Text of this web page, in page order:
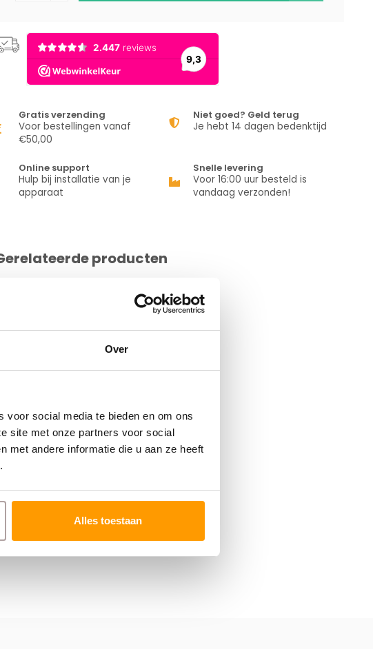
Over
voor social media te bieden en om ons
site met onze partners voor social
met andere informatie die u aan ze heeft
Alles toestaan
Gratis verzending
Voor bestellingen vanaf
€50,00
Niet goed? Geld terug
Je hebt 14 dagen bedenktijd
Online support
Hulp bij installatie van je
apparaat
Snelle levering
Voor 16:00 uur besteld is
vandaag verzonden!
producten